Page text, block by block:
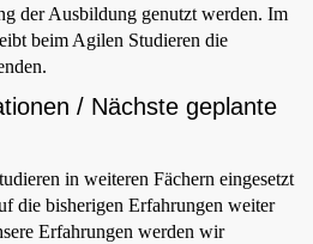
der Ausbildung genutzt werden. Im
beim Agilen Studieren die
/ Nächste geplante
in weiteren Fächern eingesetzt
die bisherigen Erfahrungen weiter
Erfahrungen werden wir